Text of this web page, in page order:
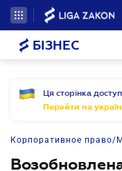
БІЗНЕС
Ця сторінка
Перейти на
Корпоративное право/